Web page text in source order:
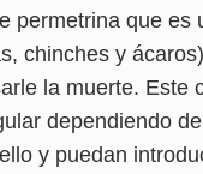
que
chinches y
la muerte.
dependiendo
y puedan